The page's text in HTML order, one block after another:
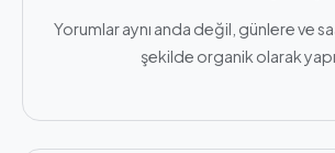
Yorumlar aynı anda değil, günlere ve
şekilde organik olarak